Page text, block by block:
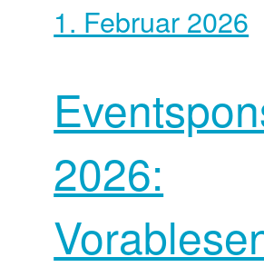
1. Februar 2026
2026: